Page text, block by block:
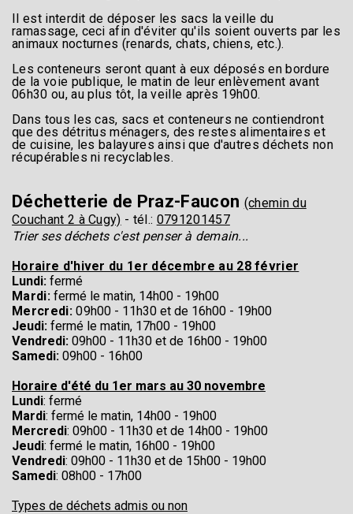
Il est interdit de déposer les sacs la veille du
ramassage, ceci afin d'éviter qu'ils soient ouverts par les
animaux nocturnes (renards, chats, chiens, etc.).
Les conteneurs seront quant à eux déposés en bordure
de la voie publique, le matin de leur enlèvement avant
06h30 ou, au plus tôt, la veille après 19h00.
Dans tous les cas, sacs et conteneurs ne contiendront
que des détritus ménagers, des restes alimentaires et
de cuisine, les balayures ainsi que d'autres déchets non
récupérables ni recyclables.
Déchetterie de Praz-Faucon (chemin du
Couchant 2 à Cugy) - tél.: 0791201457
Trier ses déchets c'est penser à demain...
Horaire d'hiver du 1er décembre au 28 février
Lundi: fermé
Mardi: fermé le matin, 14h00 - 19h00
Mercredi:09h00 - 11h30 et de 16h00 - 19h00
Jeudi: fermé le matin, 17h00 - 19h00
Vendredi: 09h00 - 11h30 et de 16h00 - 19h00
Samedi: 09h00 - 16h00
Horaire d'été du 1er mars au 30 novembre
Lundi: fermé
Mardi: fermé le matin, 14h00 - 19h00
Mercredi: 09h00 - 11h30 et de 14h00 - 19h00
Jeudi: fermé le matin, 16h00 - 19h00
Vendredi: 09h00 - 11h30 et de 15h00 - 19h00
Samedi: 08h00 - 17h00
Types de déchets admis ou non